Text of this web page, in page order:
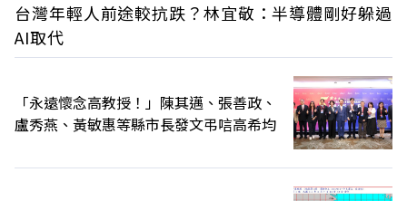
台灣年輕人前途較抗跌？林宜敬：半導體剛好躲過
AI取代
「永遠懷念高教授！」陳其邁、張善政、
盧秀燕、黃敏惠等縣市長發文弔唁高希均